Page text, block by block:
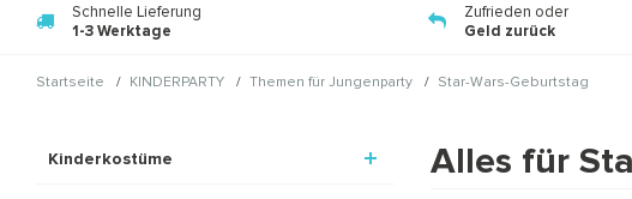
Schnelle Lieferung
1-3 Werktage
Zufrieden oder
Geld zurück
Startseite / KINDERPARTY / Themen für Jungenparty / Star-Wars-Geburtstag
Kinderkostüme Alles für